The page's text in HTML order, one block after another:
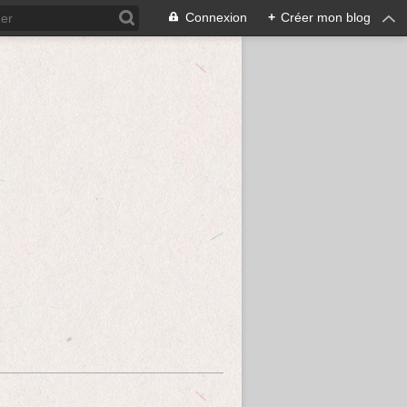
Connexion + Créer mon blog